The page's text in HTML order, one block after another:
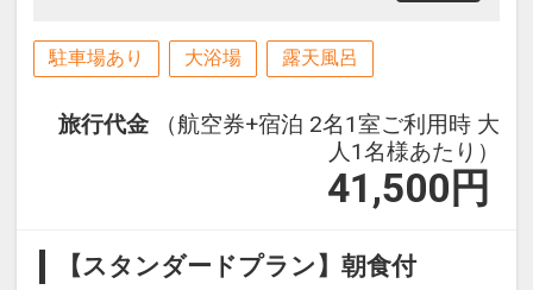
駐車場あり 大浴場 露天風呂
旅行代金
（航空券+宿泊 2名1室ご利用時 大
人1名様あたり）
41,500 円
【スタンダードプラン】朝食付